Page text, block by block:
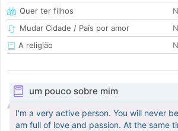
Quer ter filhos
Mudar Cidade / País por amor
A religião
um pouco sobre mim
I'm a very active person. You will never
am full of love and passion. At the same